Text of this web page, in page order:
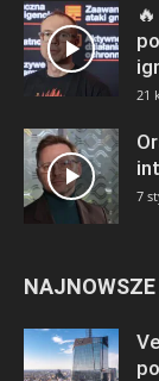
21
7